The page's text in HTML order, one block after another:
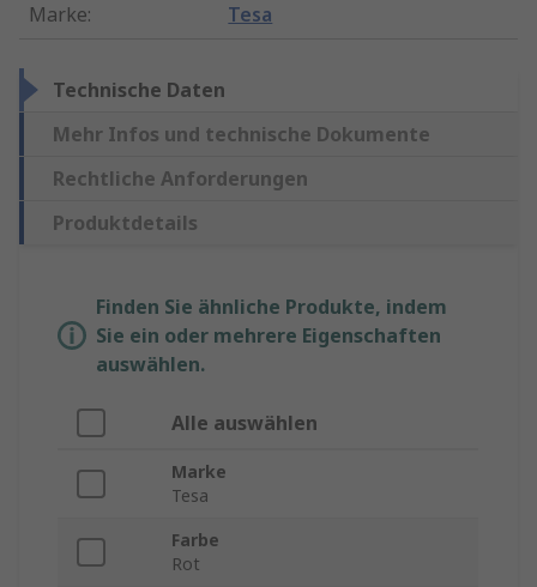
Marke: Tesa
Technische Daten
Mehr Infos und technische Dokumente
Rechtliche Anforderungen
Produktdetails
Finden Sie ähnliche Produkte, indem
Sie ein oder mehrere Eigenschaften
auswählen.
Alle auswählen
Marke
Tesa
Farbe
Rot